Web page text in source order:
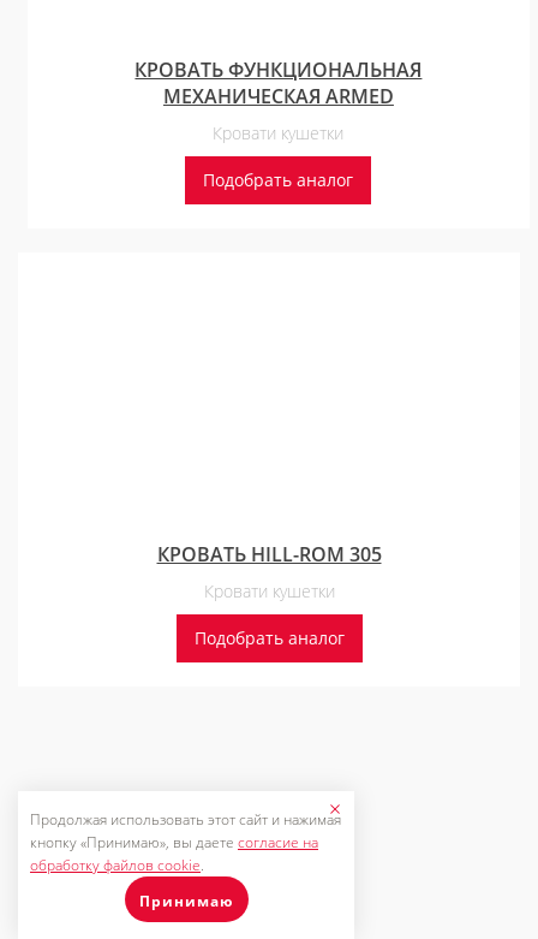
КРОВАТЬ ФУНКЦИОНАЛЬНАЯ
МЕХАНИЧЕСКАЯ ARMED
Кровати кушетки
Подобрать аналог
КРОВАТЬ HILL-ROM 305
Кровати кушетки
Подобрать аналог
Продолжая использовать этот сайт и нажимая
кнопку «Принимаю», вы даете согласие на
обработку файлов cookie.
Принимаю